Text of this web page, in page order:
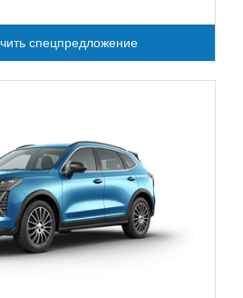
спецпредложение